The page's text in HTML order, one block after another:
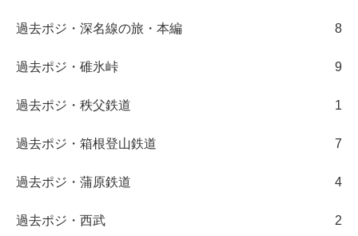
過去ポジ・深名線の旅・本編 8
過去ポジ・碓氷峠 9
過去ポジ・秩父鉄道 1
過去ポジ・箱根登山鉄道 7
過去ポジ・蒲原鉄道 4
過去ポジ・西武 2